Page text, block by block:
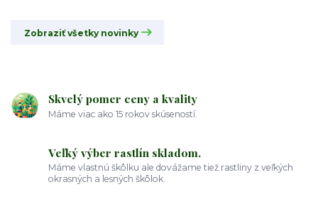
Zobraziť všetky novinky
Skvelý pomer ceny a kvality
Máme viac ako 15 rokov skúseností.
Veľký výber rastlín skladom.
Máme vlastnú škôlku ale dovážame tiež rastliny z veľkých
okrasných a lesných škôlok.